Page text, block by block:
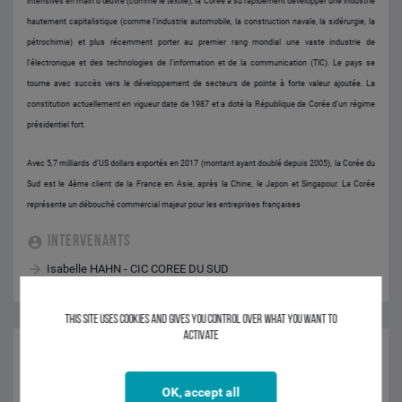
hautement capitalistique (comme l’industrie automobile, la construction navale, la sidérurgie, la
pétrochimie) et plus récemment porter au premier rang mondial une vaste industrie de
l’électronique et des technologies de l’information et de la communication (TIC). Le pays se
tourne avec succès vers le développement de secteurs de pointe à forte valeur ajoutée. La
constitution actuellement en vigueur date de 1987 et a doté la République de Corée d'un régime
présidentiel fort.
Avec 5,7 milliards d’US dollars exportés en 2017 (montant ayant doublé depuis 2005), la Corée du
Sud est le 4ème client de la France en Asie, après la Chine, le Japon et Singapour. La Corée
représente un débouché commercial majeur pour les entreprises françaises
INTERVENANTS
Isabelle HAHN - CIC COREE DU SUD
This site uses cookies and gives you control over what you want to
activate
OK, accept all